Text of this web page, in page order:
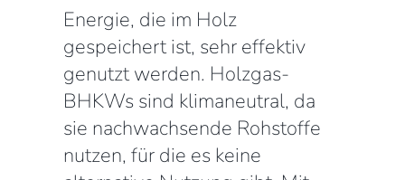
Energie, die im Holz
gespeichert ist, sehr effektiv
genutzt werden. Holzgas-
BHKWs sind klimaneutral, da
sie nachwachsende Rohstoffe
nutzen, für die es keine